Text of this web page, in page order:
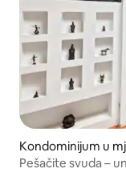
Kondominijum u
Pešačite svuda –